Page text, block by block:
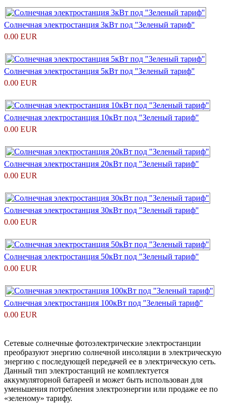
Солнечная электростанция 3кВт под "Зеленый тариф"
0.00 EUR
Солнечная электростанция 5кВт под "Зеленый тариф"
0.00 EUR
Солнечная электростанция 10кВт под "Зеленый тариф"
0.00 EUR
Солнечная электростанция 20кВт под "Зеленый тариф"
0.00 EUR
Солнечная электростанция 30кВт под "Зеленый тариф"
0.00 EUR
Солнечная электростанция 50кВт под "Зеленый тариф"
0.00 EUR
Солнечная электростанция 100кВт под "Зеленый тариф"
0.00 EUR
Сетевые солнечные фотоэлектрические электростанции
преобразуют энергию солнечной инсоляции в электрическую
энергию с последующей передачей ее в электрическую сеть.
Данный тип электростанций не комплектуется
аккумуляторной батареей и может быть использован для
уменьшения потребления электроэнергии или продаже ее по
«зеленому» тарифу.